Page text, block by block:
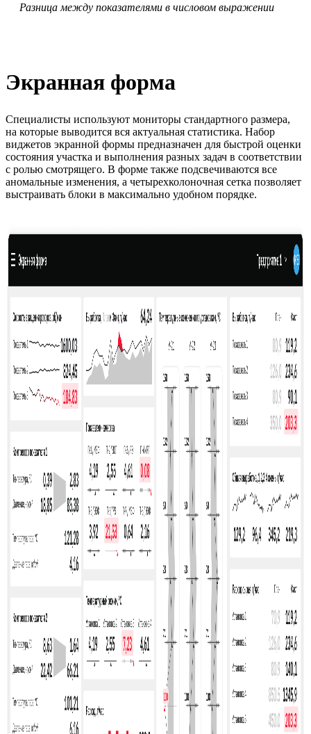
Разница между показателями в числовом выражении
Экранная форма
Специалисты используют мониторы стандартного размера,
на которые выводится вся актуальная статистика. Набор
виджетов экранной формы предназначен для быстрой оценки
состояния участка и выполнения разных задач в соответствии
с ролью смотрящего. В форме также подсвечиваются все
аномальные изменения, а четырехколоночная сетка позволяет
выстраивать блоки в максимально удобном порядке.